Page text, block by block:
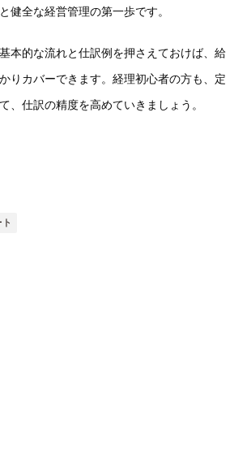
健全な経営管理の第一歩です。
本的な流れと仕訳例を押さえておけば、給
りカバーできます。経理初心者の方も、定
、仕訳の精度を高めていきましょう。